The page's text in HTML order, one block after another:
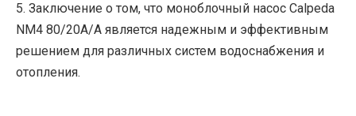
5. Заключение о том, что моноблочный насос Calpeda
NM4 80/20A/A является надежным и эффективным
решением для различных систем водоснабжения и
отопления.